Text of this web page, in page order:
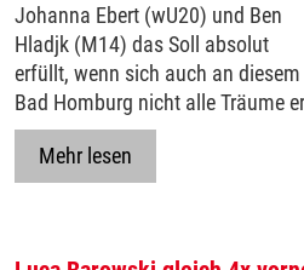
Johanna Ebert (wU20) und Ben
Hladjk (M14) das Soll absolut
erfüllt, wenn sich auch an
Bad Homburg nicht alle Träume
Mehr lesen